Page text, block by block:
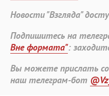
Новости "Взгляда"
Подпишитесь на
Вне формата":
Вы можете прислать
наш телеграм-бот